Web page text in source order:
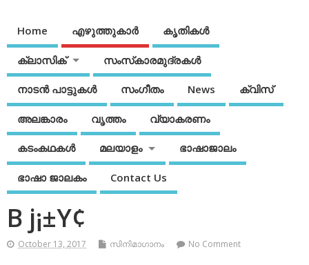
Home എഴുത്തുകാര്‍ കൃതികൾ
ക്ലാസിക് സംസ്‌കാരമുദ്രകള്‍
നാടന്‍ പാട്ടുകള്‍ സംഗീതം News ക്വിസ്
അലങ്കാരം വൃത്തം വ്യാകരണം
കടംകഥകള്‍ മലയാളം ഭാഷാജാലം
ഭാഷാ ജാലകം Contact Us
B j¡±Y¢
October 13, 2017 സിനിമാഗാനം No Comment